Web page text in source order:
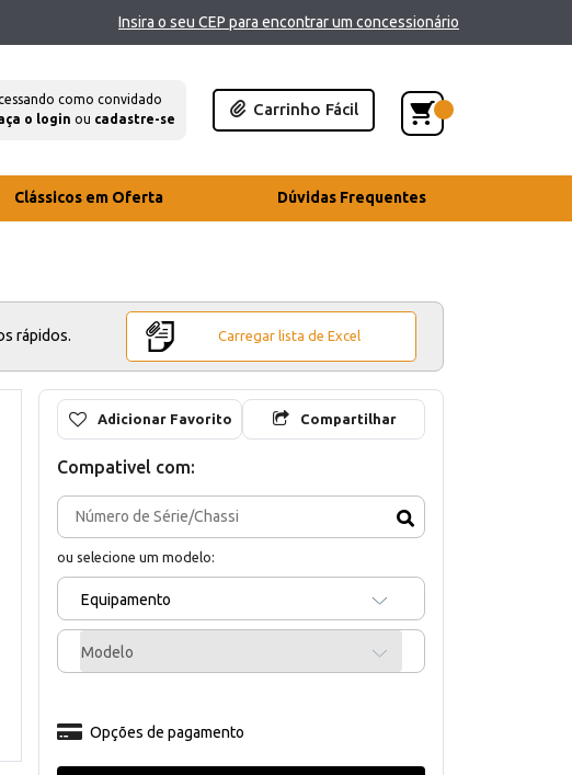
Insira o seu CEP para encontrar um concessionário
como convidado
o login ou cadastre-se
Carrinho Fácil
Clássicos em Oferta Dúvidas Frequentes
rápidos. Carregar lista de Excel
Adicionar Favorito Compartilhar
Compativel com:
ou selecione um modelo:
Equipamento
Modelo
Opções de pagamento